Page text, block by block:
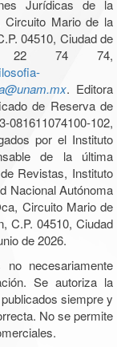
Jurídicas de la
Circuito Mario de la
04510, Ciudad de
22 74 74,
. Editora
de Reserva de
102,
por el Instituto
de la última
Revistas, Instituto
Nacional Autónoma
Circuito Mario de
C.P. 04510, Ciudad
de 2026.
necesariamente
Se autoriza la
siempre y
No se permite